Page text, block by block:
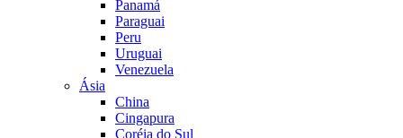
Panamá
Paraguai
Peru
Uruguai
Venezuela
Ásia
China
Cingapura
Coréia do Sul